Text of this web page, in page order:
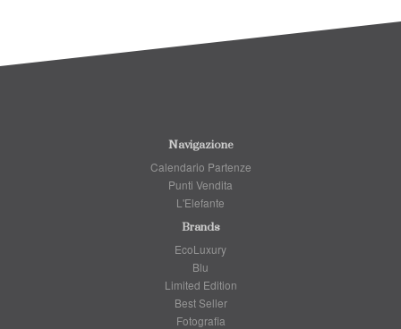
Navigazione
Calendario Partenze
Punti Vendita
L'Elefante
Brands
EcoLuxury
Blu
Limited Edition
Best Seller
Fotografia